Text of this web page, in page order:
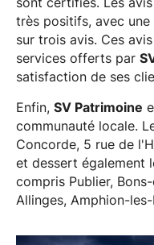
très positifs, avec une
sur trois avis. Ces
services offerts par
satisfaction de ses
Enfin, SV Patrimoine
communauté locale.
Concorde, 5 rue de
et dessert également
compris Publier,
Allinges, Amphion-